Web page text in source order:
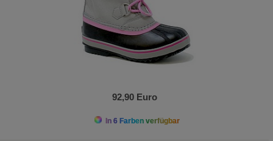
92,90 Euro
In 6 Farben verfügbar